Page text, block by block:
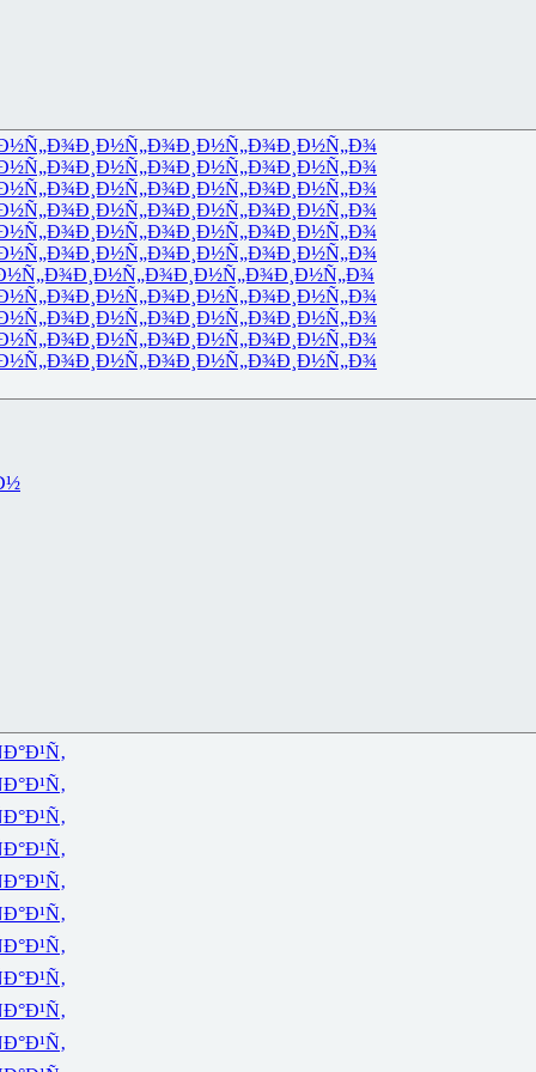
Ð¸Ð½Ñ„Ð¾Ð¸Ð½Ñ„Ð¾Ð¸Ð½Ñ„Ð¾
Ð¸Ð½Ñ„Ð¾Ð¸Ð½Ñ„Ð¾Ð¸Ð½Ñ„Ð¾
Ð¸Ð½Ñ„Ð¾Ð¸Ð½Ñ„Ð¾Ð¸Ð½Ñ„Ð¾
Ð¸Ð½Ñ„Ð¾Ð¸Ð½Ñ„Ð¾Ð¸Ð½Ñ„Ð¾
Ð¸Ð½Ñ„Ð¾Ð¸Ð½Ñ„Ð¾Ð¸Ð½Ñ„Ð¾
Ð¸Ð½Ñ„Ð¾Ð¸Ð½Ñ„Ð¾Ð¸Ð½Ñ„Ð¾
Ð¸Ð½Ñ„Ð¾Ð¸Ð½Ñ„Ð¾Ð¸Ð½Ñ„Ð¾
Ð¸Ð½Ñ„Ð¾Ð¸Ð½Ñ„Ð¾Ð¸Ð½Ñ„Ð¾
Ð¸Ð½Ñ„Ð¾Ð¸Ð½Ñ„Ð¾Ð¸Ð½Ñ„Ð¾
Ð¸Ð½Ñ„Ð¾Ð¸Ð½Ñ„Ð¾Ð¸Ð½Ñ„Ð¾
Ð¸Ð½Ñ„Ð¾Ð¸Ð½Ñ„Ð¾Ð¸Ð½Ñ„Ð¾